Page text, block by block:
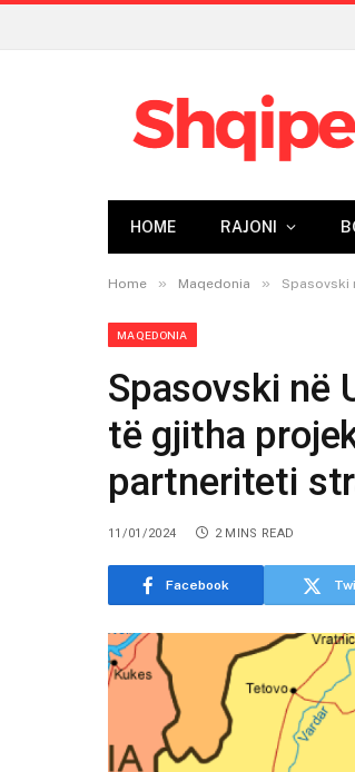
HOME RAJONI
Home » Maqedonia » Spasovski
MAQEDONIA
Spasovski në
të gjitha
partneriteti
11/01/2024 2 MINS READ
Facebook